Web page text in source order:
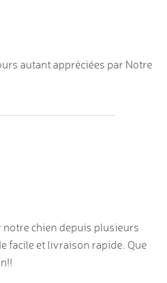
autant appréciées par Notre
chien depuis plusieurs
facile et livraison rapide. Que